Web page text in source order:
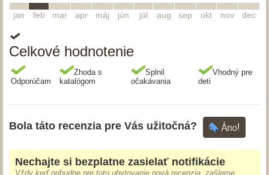
jan feb mar apr máj jún júl aug sep okt nov dec
Celkové hodnotenie
Odporúčam
Zhoda s
katalógom
Splnil
očakávania
Vhodný pre
deti
Bola táto recenzia pre Vás užitočná?
Nechajte si bezplatne zasielať notifikácie
Vždy keď pribudne pre toto ubytovanie nová recenzia, zašleme